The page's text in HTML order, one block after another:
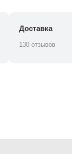
Доставка
130 отзывов